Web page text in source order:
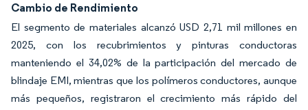
Cambio de Rendimiento
El segmento de materiales alcanzó USD 2,71 mil millones en
2025, con los recubrimientos y pinturas conductoras
manteniendo el 34,02% de la participación del mercado de
blindaje EMI, mientras que los polímeros conductores, aunque
más pequeños, registraron el crecimiento más rápido del